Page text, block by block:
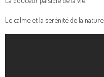
Le calme et la serénité de la nature…